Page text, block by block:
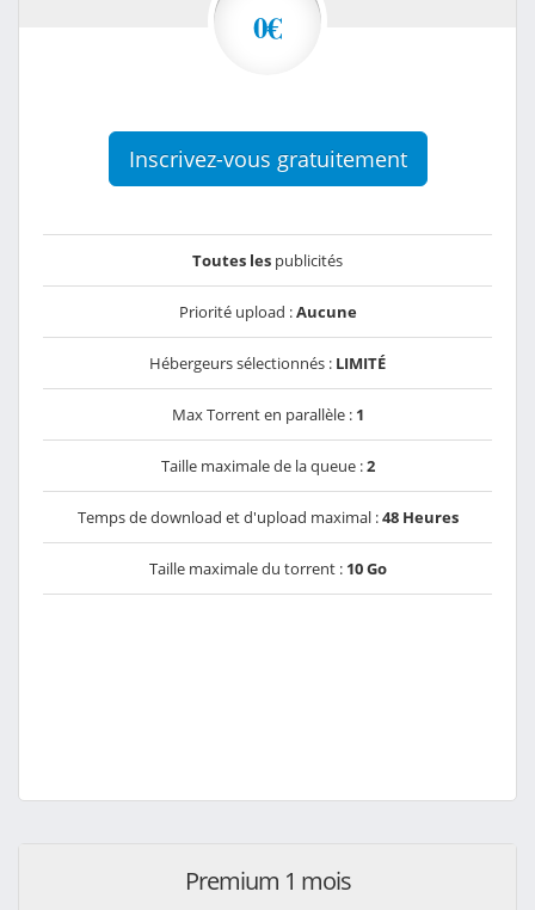
0€
Inscrivez-vous gratuitement
Toutes les publicités
Priorité upload :Aucune
Hébergeurs sélectionnés : LIMITÉ
Max Torrent en parallèle : 1
Taille maximale de la queue :2
Temps de download et d'upload maximal :48 Heures
Taille maximale du torrent : 10 Go
Premium 1 mois